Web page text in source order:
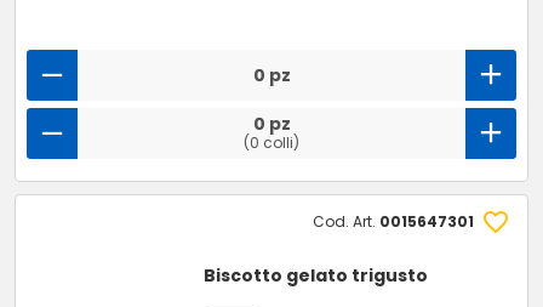
0 pz
0 pz
(0 colli)
Cod. Art. 0015647301
Biscotto gelato trigusto